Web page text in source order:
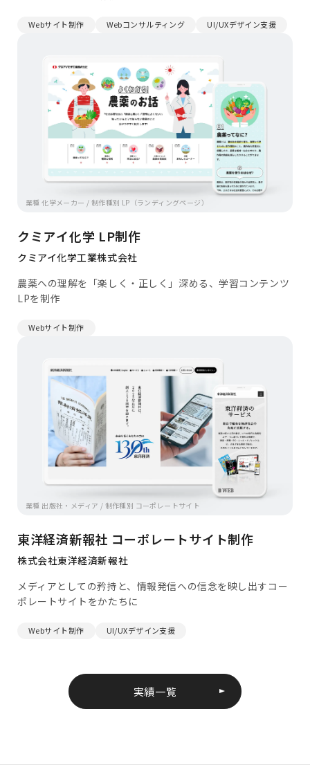
Webサイト制作 Webコンサルティング UI/UXデザイン支援
業種 化学メーカー / 制作種別 LP（ランディングページ）
クミアイ化学 LP制作
クミアイ化学工業株式会社
農薬への理解を「楽しく・正しく」深める、学習コンテンツ
LPを制作
Webサイト制作
業種 出版社・メディア / 制作種別 コーポレートサイト
東洋経済新報社 コーポレートサイト制作
株式会社東洋経済新報社
メディアとしての矜持と、情報発信への信念を映し出すコー
ポレートサイトをかたちに
Webサイト制作 UI/UXデザイン支援
実績一覧